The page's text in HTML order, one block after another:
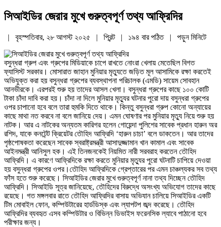
সিআইডির জেরার মুখে গুরুত্বপূর্ণ তথ্য আফ্রিদির
| বৃহস্পতিবার, ২৮ আগস্ট ২০২৫ | প্রিন্ট | ১৯৪ বার পঠিত | পড়ুনমিনিটে
বসুন্ধরা গ্রুপ এবং গ্রুপের মিডিয়াকে চাপে রাখতে নোংরা খেলায় মেতেছিল বিগত
ফ্যাসিস্ট সরকার। মোসারাত জাহান মুনিয়ার মৃত্যুতে জড়িত মূল আসামিকে রক্ষা করতেই
অভিযুক্ত করা হয় বসুন্ধরা গ্রুপের ব্যবস্থাপনা পরিচালক (এমডি) সায়েম সোবহান
আনভীরকে। এরপরই শুরু হয় তাদের আসল খেলা। বসুন্ধরা গ্রুপের কাছে ১০০ কোটি
টাকা চাঁদা দাবি করা হয়। চাঁদা না দিলে মুনিয়ার মৃত্যুর ঘটনার পুরো দায় বসুন্ধরা গ্রুপের
ওপর চাপানো হবে বলে তারা হুমকি দিতে থাকে। কিন্তু বসুন্ধরা গ্রুপ কোনো অন্যায়ের
কাছে মাথা নত করবে না বলে জানিয়ে দেয়। এমন ঘোষণার পর মুনিয়ার মৃত্যু নিয়ে শুরু হয়
নাটক। আর এ নাটকের অন্যতম কারিগর হলেন গোয়েন্দা পুলিশের সাবেক প্রধান হারুন অর
রশিদ, যাকে কনটেন্ট ক্রিয়েটর তৌহিদ আফ্রিদি ‘হারুন চাচা’ বলে ডাকতেন। আর তাদের
পৃষ্ঠপোষকতা করেছেন সাবেক স্বরাষ্ট্রমন্ত্রী আসাদুজ্জামান খান কামাল এবং সাবেক
আইনমন্ত্রী আনিসুল হক। এই তিনজনকেই নিয়মিত নারী সরবরাহ করতেন তৌহিদ
আফ্রিদি। এ কারণে আফ্রিদিকে রক্ষা করতে মুনিয়ার মৃত্যুর পুরো ঘটনাটি চাপিয়ে দেওয়া
হয় বসুন্ধরা গ্রুপের ওপর।তৌহিদ আফ্রিদিকে গ্রেপ্তারের পর এমন চাঞ্চল্যকর সব তথ্য
ফাঁস হতে শুরু করেছে। সিআইডির জেরার মুখে গুরুত্বপূর্ণ নানা তথ্য দিচ্ছেন তৌহিদ
আফ্রিদি। সিআইডি সূত্র জানিয়েছে, তৌহিদের বিরুদ্ধে অসংখ্য অভিযোগ তাদের কাছে
রয়েছে। গত মঙ্গলবার রাতে তৌহিদ আফ্রিদির বাসায় অভিযান চালিয়ে সিআইডির একটি
টিম মোবাইল ফোন, কম্পিউটারের হার্ডডিস্ক এবং ল্যাপটপ জব্দ করেছে। তৌহিদ
আফ্রিদির ব্যবহৃত এসব কম্পিউটার ও বিভিন্ন ডিভাইস ফরেনসিক ল্যাবে পাঠানো হবে
পরীক্ষার জন্য।